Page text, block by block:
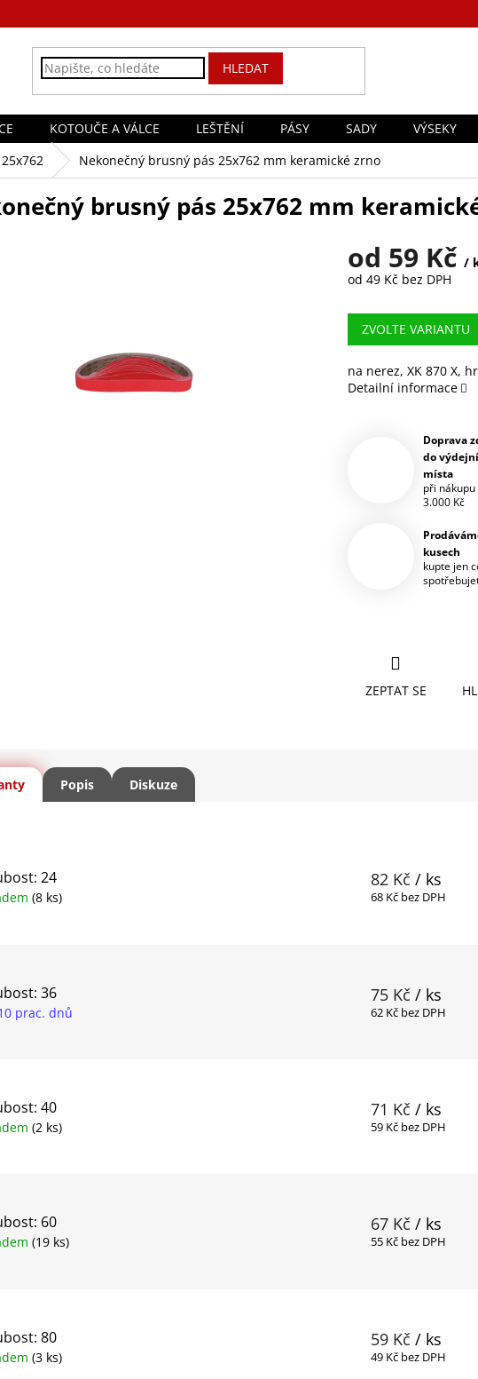
HLEDAT
KOTOUČE A VÁLCE LEŠTĚNÍ PÁSY SADY VÝSEKY
25x762 Nekonečný brusný pás 25x762 mm keramické zrno
brusný pás 25x762 mm
od 59 Kč /
od 49 Kčbez DPH
cena:
ZVOLTE VARIANTU
na nerez, XK 870 X,
Detailní informace
Doprava
do
místa
při nákupu
3.000 Kč
kusech
kupte jen
ZEPTAT SE
Popis Diskuze
24
(8 ks)
82 Kč / ks
68 Kč bez DPH
36
prac. dnů
75 Kč / ks
62 Kč bez DPH
40
(2 ks)
71 Kč / ks
59 Kč bez DPH
60
(19 ks)
67 Kč / ks
55 Kč bez DPH
80
(3 ks)
59 Kč / ks
49 Kč bez DPH